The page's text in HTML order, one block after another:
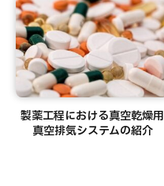
製薬工程における真空乾燥用
真空排気システムの紹介